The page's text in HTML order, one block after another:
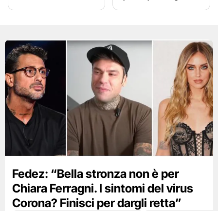
Fedez: “Bella stronza non è per
Chiara Ferragni. I sintomi del virus
Corona? Finisci per dargli retta”